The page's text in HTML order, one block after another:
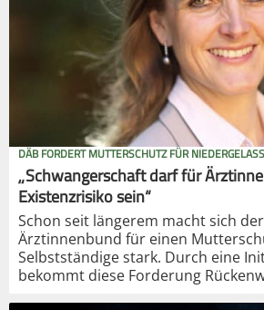
DÄB FORDERT MUTTERSCHUTZ FÜR
„Schwangerschaft darf für
Existenzrisiko sein“
Schon seit längerem macht sich
Ärztinnenbund für einen
Selbstständige stark. Durch eine
bekommt diese Forderung